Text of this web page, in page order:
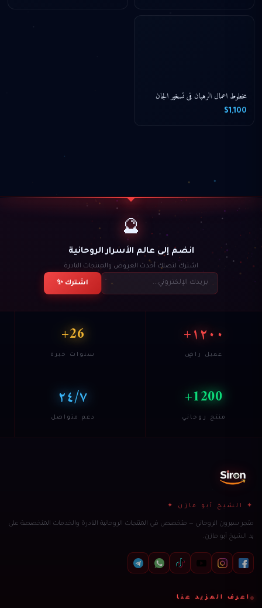
مخطوط اعمال الرهبان فى تسخير الجان
$1,100
🔮
انضم إلى عالم الأسرار الروحانية
اشترك لتصلك أحدث العروض والمنتجات النادرة
اشترك ✨
١٢٠٠+
عميل راضٍ
26+
سنوات خبرة
1200+
منتج روحاني
٢٤/٧
دعم متواصل
✦ الشيخ أبو مازن ✦
متجر سيرون الروحاني — متخصص في المنتجات الروحانية النادرة والخدمات المتخصصة على
يد الشيخ أبو مازن.
اعرف المزيد عنا